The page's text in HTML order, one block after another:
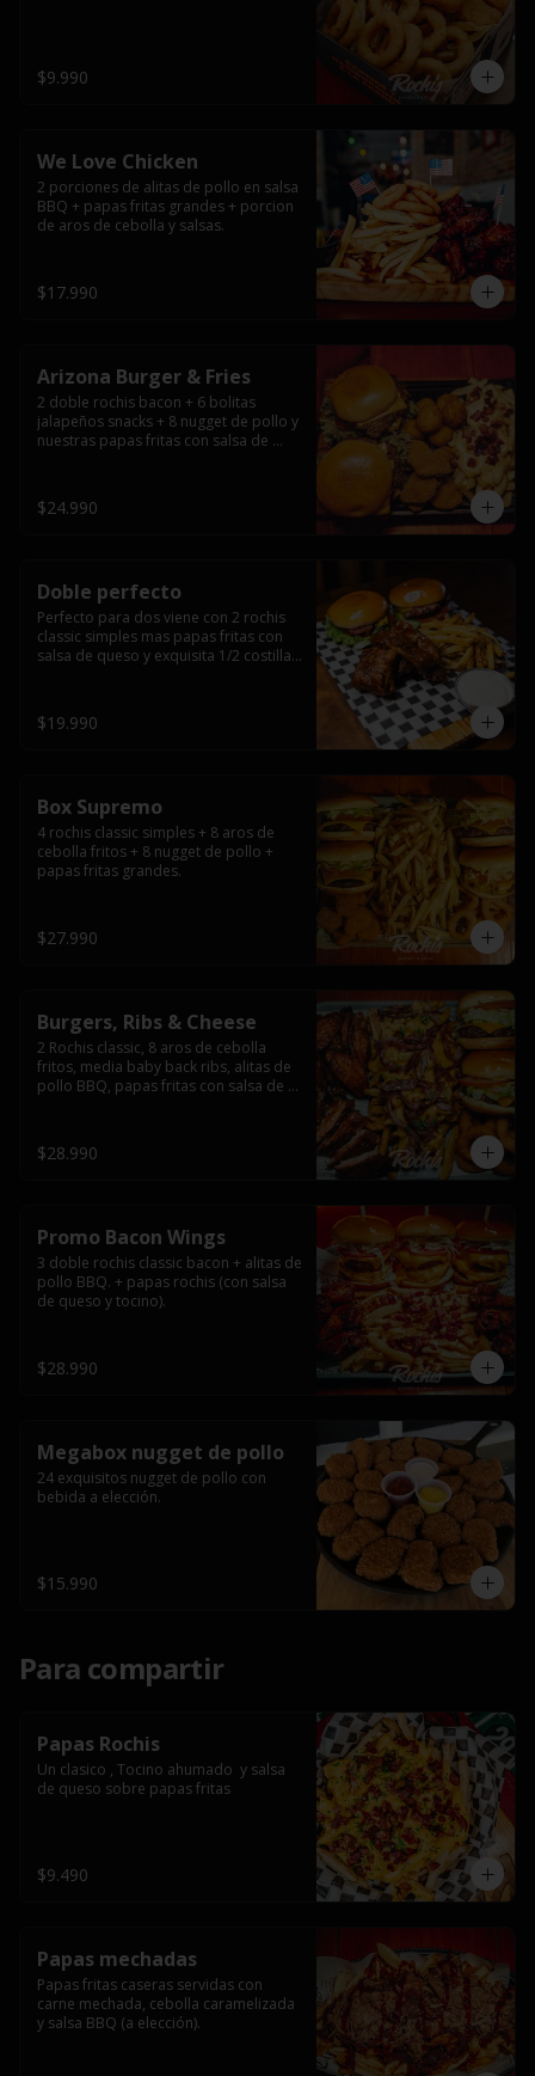
$9.990
We Love Chicken
2 porciones de alitas de pollo en salsa
BBQ + papas fritas grandes + porcion
de aros de cebolla y salsas.
$17.990
Arizona Burger & Fries
2 doble rochis bacon + 6 bolitas
jalapeños snacks + 8 nugget de pollo y
nuestras papas fritas con salsa de
$24.990
Doble perfecto
Perfecto para dos viene con 2 rochis
classic simples mas papas fritas con
salsa de queso y exquisita 1/2 costilla
$19.990
Box Supremo
4 rochis classic simples + 8 aros de
cebolla fritos + 8 nugget de pollo +
papas fritas grandes.
$27.990
Burgers, Ribs & Cheese
2 Rochis classic, 8 aros de cebolla
fritos, media baby back ribs, alitas de
pollo BBQ, papas fritas con salsa de
$28.990
Promo Bacon Wings
3 doble rochis classic bacon + alitas de
pollo BBQ. + papas rochis (con salsa
de queso y tocino).
$28.990
Megabox nugget de pollo
24 exquisitos nugget de pollo con
bebida a elección.
$15.990
Para compartir
Papas Rochis
Un clasico , Tocino ahumado  y salsa
de queso sobre papas fritas
$9.490
Papas mechadas
Papas fritas caseras servidas con
carne mechada, cebolla caramelizada
y salsa BBQ (a elección).